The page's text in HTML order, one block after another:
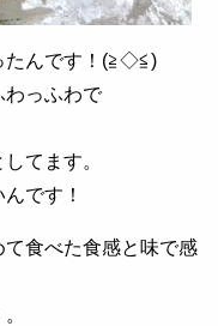
たんです！(≧◇≦)
わっふわで
てます。
です！
食べた食感と味で感